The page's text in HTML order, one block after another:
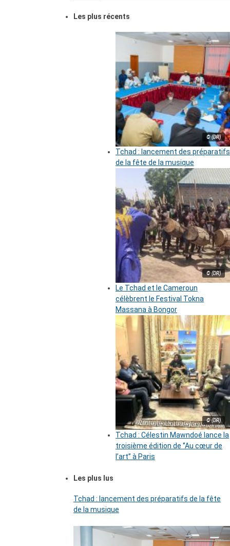
Les plus récents
© (DR)
Tchad : lancement des préparatifs
de la fête de la musique
© (DR)
Le Tchad et le Cameroun
célèbrent le Festival Tokna
Massana à Bongor
© (DR)
Tchad : Célestin Mawndoé lance la
troisième édition de ‘’Au cœur de
l’art’’ à Paris
Les plus lus
Tchad : lancement des préparatifs de la fête
de la musique